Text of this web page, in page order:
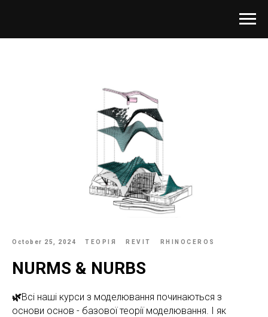
October 25, 2024 ТЕОРІЯ REVIT RHINOCEROS
NURMS & NURBS
🌿Всі наші курси з моделювання починаються з
основи основ - базової теорії моделювання. І як